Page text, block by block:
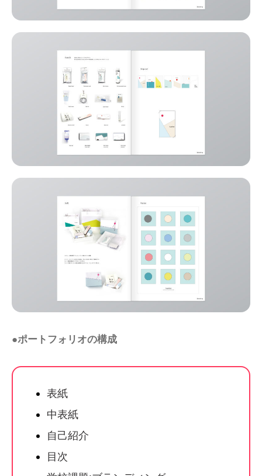
●ポートフォリオの構成
表紙
中表紙
自己紹介
目次